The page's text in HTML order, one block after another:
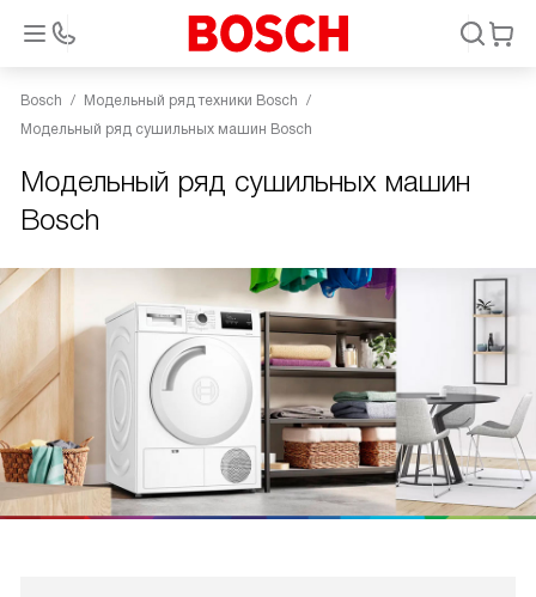
Bosch
Модельный ряд техники Bosch
Модельный ряд сушильных машин Bosch
Модельный ряд сушильных машин
Bosch